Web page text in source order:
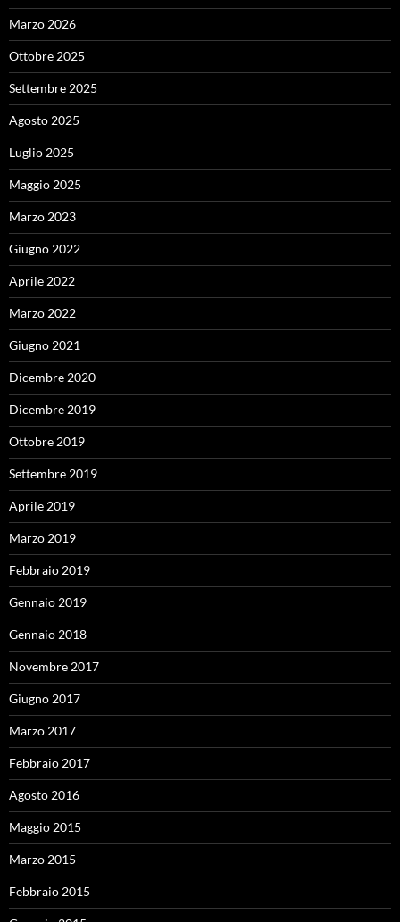
Marzo 2026
Ottobre 2025
Settembre 2025
Agosto 2025
Luglio 2025
Maggio 2025
Marzo 2023
Giugno 2022
Aprile 2022
Marzo 2022
Giugno 2021
Dicembre 2020
Dicembre 2019
Ottobre 2019
Settembre 2019
Aprile 2019
Marzo 2019
Febbraio 2019
Gennaio 2019
Gennaio 2018
Novembre 2017
Giugno 2017
Marzo 2017
Febbraio 2017
Agosto 2016
Maggio 2015
Marzo 2015
Febbraio 2015